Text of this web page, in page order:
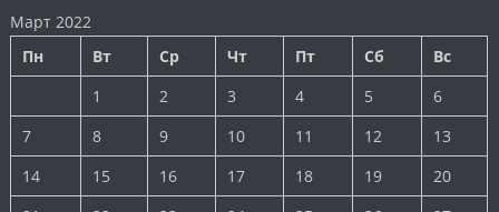
Март 2022
Пн
Вт Ср Чт Пт Сб
Вс
1
2 3 4 5
6
7
8 9 10 11 12
13
14
15 16 17 18 19
20